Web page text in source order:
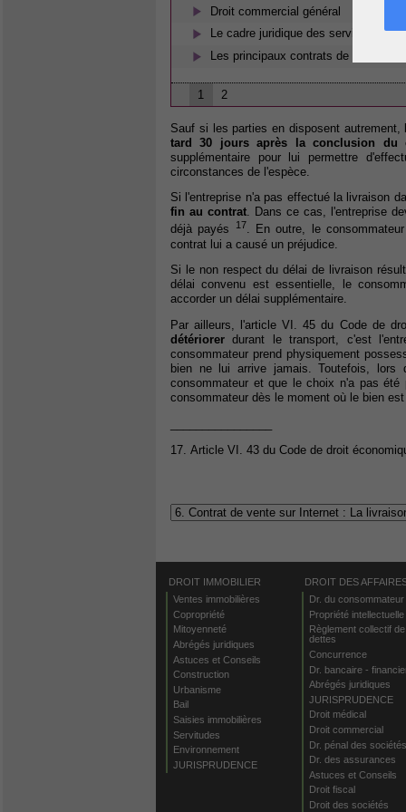
Droit commercial général
Le cadre juridique des services de
Les principaux contrats de
1 2
Sauf si les parties en disposent
tard 30 jours après la conclusion du
supplémentaire pour lui permettre
circonstances de l'espèce.
Si l'entreprise n'a pas effectué la livraison
fin au contrat. Dans ce cas, l'entreprise
déjà payés
17. En outre, le
contrat lui a causé un préjudice.
Si le non respect du délai de livraison
délai convenu est essentielle, le
accorder un délai supplémentaire.
Par ailleurs, l'article VI. 45 du Code de
détériorer durant le transport, c'est
consommateur prend physiquement
bien ne lui arrive jamais. Toutefois,
consommateur et que le choix n'a pas été
consommateur dès le moment où le bien
17. Article VI. 43 du Code de droit
DROIT IMMOBILIER
Ventes immobilières
Copropriété
Mitoyenneté
Abrégés juridiques
Astuces et Conseils
Construction
Urbanisme
Bail
Saisies immobilières
Servitudes
Environnement
JURISPRUDENCE
DROIT DES
Dr. du consommateur
Propriété intellectuelle
Règlement collectif de
dettes
Concurrence
Dr. bancaire -
Abrégés juridiques
JURISPRUDENCE
Droit médical
Droit commercial
Dr. pénal des sociétés
Dr. des assurances
Astuces et Conseils
Droit fiscal
Droit des sociétés